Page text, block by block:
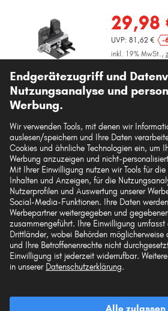
29,98
UVP: 81,62 €
-
inkl. 19% MwSt.,
Passgenauigkeit prüfen
In den
Auf den
Zur Detailseite
Artikel-Eigenschaften
Betriebsart
Endgerätezugriff und
Nutzungsanalyse und
Werbung.
Wir verwenden Tools, mit denen wir
auslesen/speichern und Ihre Daten
Cookies und ähnliche Technologien ein, um
Werbung anzuzeigen und nicht-
Mit Ihrer Einwilligung nutzen wir Tools für die
Inhalten und Anzeigen, für die
Nutzerprofilen und Auswertung unserer
Social-Media-Funktionen. Ihre Daten
Werbepartner weitergegeben und
zusammengeführt. Ihre Einwilligung
Drittländer, wobei Behörden
und Ihre Betroffenenrechte nicht
Einwilligung ist jederzeit widerrufbar.
in unserer Datenschutzerklärung.
Alle zulassen